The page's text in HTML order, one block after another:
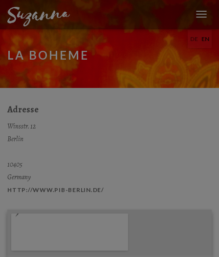
DE EN
O
G
G
E
N
A
LA BOHEME
Adresse
Winsstr. 12
Berlin
10405
Germany
HTTP://WWW.PIB-BERLIN.DE/